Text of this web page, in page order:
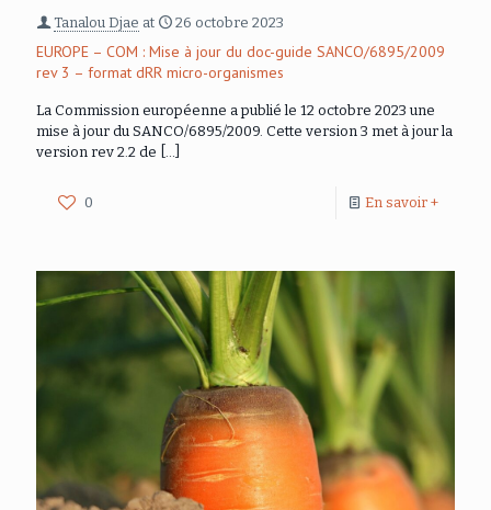
Tanalou Djae at 26 octobre 2023
EUROPE – COM : Mise à jour du doc-guide SANCO/6895/2009
rev 3 – format dRR micro-organismes
La Commission européenne a publié le 12 octobre 2023 une
mise à jour du SANCO/6895/2009. Cette version 3 met à jour la
version rev 2.2 de
0 En savoir +